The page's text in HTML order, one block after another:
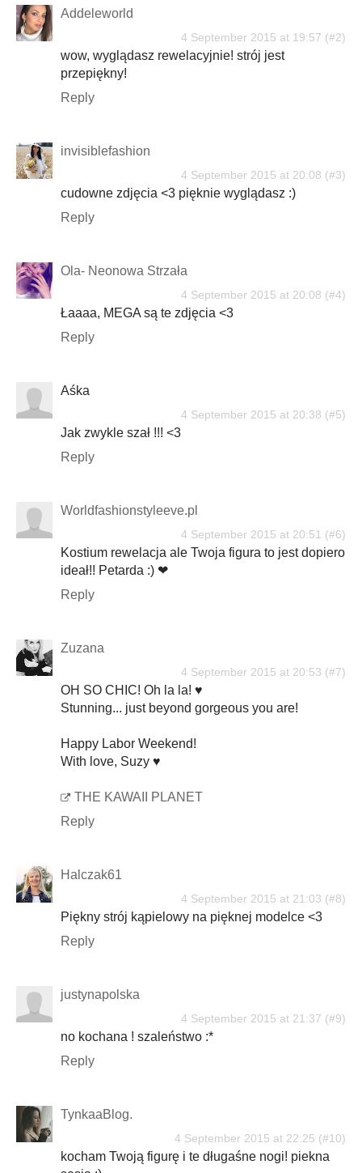
Addeleworld
4 September 2015 at 19:57
wow, wyglądasz rewelacyjnie! strój jest
przepiękny!
Reply
invisiblefashion
4 September 2015 at 20:08
cudowne zdjęcia <3 pięknie wyglądasz :)
Reply
Ola- Neonowa Strzała
4 September 2015 at 20:08
Łaaaa, MEGA są te zdjęcia <3
Reply
Aśka
4 September 2015 at 20:38
Jak zwykle szał !!! <3
Reply
Worldfashionstyleeve.pl
4 September 2015 at 20:51
Kostium rewelacja ale Twoja figura to jest dopiero
ideał!! Petarda :) ❤
Reply
Zuzana
4 September 2015 at 20:53
OH SO CHIC! Oh la la! ♥
Stunning... just beyond gorgeous you are!
Happy Labor Weekend!
With love, Suzy ♥
THE KAWAII PLANET
Reply
Halczak61
4 September 2015 at 21:03
Piękny strój kąpielowy na pięknej modelce <3
Reply
justynapolska
4 September 2015 at 21:37
no kochana ! szaleństwo :*
Reply
TynkaaBlog.
4 September 2015 at 22:25
kocham Twoją figurę i te długaśne nogi! piekna